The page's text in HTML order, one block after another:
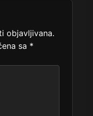
objavljivana.
sa *